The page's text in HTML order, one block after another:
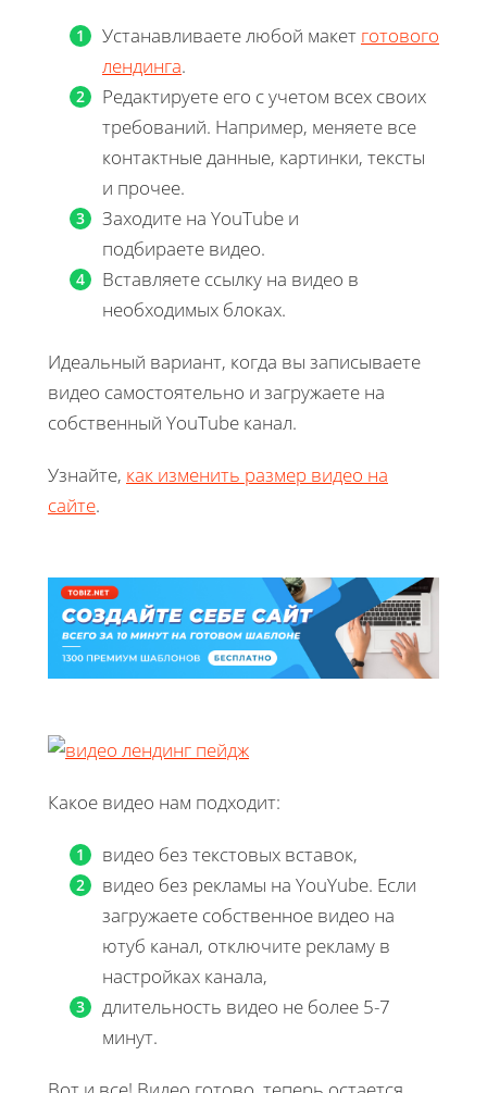
Устанавливаете любой макет готового
лендинга.
Редактируете его с учетом всех своих
требований. Например, меняете все
контактные данные, картинки, тексты
и прочее.
Заходите на YouTube и
подбираете видео.
Вставляете ссылку на видео в
необходимых блоках.
Идеальный вариант, когда вы записываете
видео самостоятельно и загружаете на
собственный YouTube канал.
Узнайте, как изменить размер видео на
сайте.
Какое видео нам подходит:
видео без текстовых вставок,
видео без рекламы на YouYube. Если
загружаете собственное видео на
ютуб канал, отключите рекламу в
настройках канала,
длительность видео не более 5-7
минут.